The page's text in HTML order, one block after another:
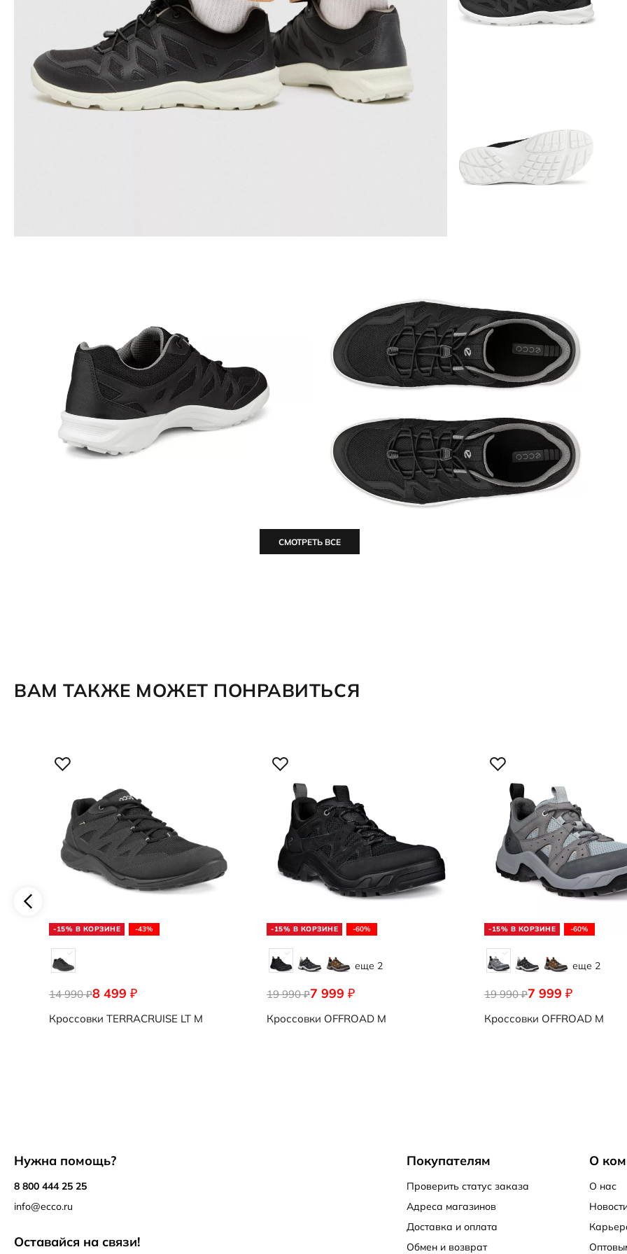
Обувь со скидками
СМОТРЕТЬ ВСЕ
ВАМ ТАКЖЕ МОЖЕТ ПОНРАВИТЬСЯ
-15% В КОРЗИНЕ -43%
8 499 ₽
14 990₽
Кроссовки TERRACRUISE LT M
-15% В КОРЗИНЕ -60%
еще 2
7 999 ₽
19 990₽
Кроссовки OFFROAD M
-15% В КОРЗИНЕ -60%
еще 2
7 999 ₽
19 990₽
Кроссовки OFFROAD M
Нужна помощь?
8 800 444 25 25
info@ecco.ru
Оставайся на связи!
О
О нас
Покупателям
Проверить статус заказа
Адреса магазинов
Доставка и оплата
Обмен и возврат